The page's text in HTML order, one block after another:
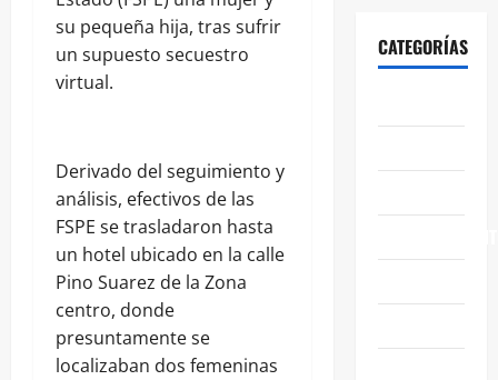
su pequeña hija, tras sufrir
un supuesto secuestro
virtual.
Derivado del seguimiento y
análisis, efectivos de las
FSPE se trasladaron hasta
un hotel ubicado en la calle
Pino Suarez de la Zona
centro, donde
presuntamente se
localizaban dos femeninas
CATEGORÍAS